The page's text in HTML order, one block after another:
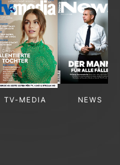
TV-MEDIA NEWS